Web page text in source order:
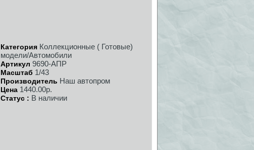
Категория Коллекционные ( Готовые)
модели/Автомобили
Артикул 9690-АПР
Масштаб 1/43
Производитель Наш автопром
Цена 1440.00р.
Статус : В наличии